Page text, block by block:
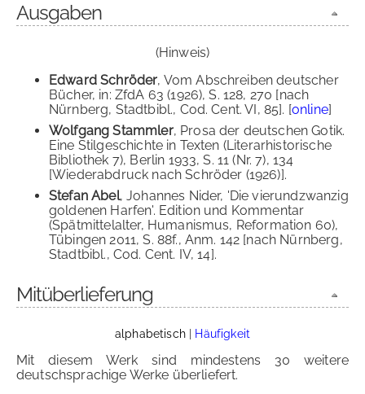
Ausgaben
(Hinweis)
Edward Schröder, Vom Abschreiben deutscher
Bücher, in: ZfdA 63 (1926), S. 128, 270 [nach
Nürnberg, Stadtbibl., Cod. Cent. VI, 85]. [online]
Wolfgang Stammler, Prosa der deutschen Gotik.
Eine Stilgeschichte in Texten (Literarhistorische
Bibliothek 7), Berlin 1933, S. 11 (Nr. 7), 134
[Wiederabdruck nach Schröder (1926)].
Stefan Abel, Johannes Nider, 'Die vierundzwanzig
goldenen Harfen'. Edition und Kommentar
(Spätmittelalter, Humanismus, Reformation 60),
Tübingen 2011, S. 88f., Anm. 142 [nach Nürnberg,
Stadtbibl., Cod. Cent. IV, 14].
Mitüberlieferung
alphabetisch| Häufigkeit
Mit diesem Werk sind mindestens 30 weitere
deutschsprachige Werke überliefert.